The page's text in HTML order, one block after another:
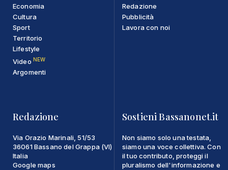
Economia
Cultura
Sport
Territorio
Lifestyle
Video NEW
Argomenti
Redazione
Pubblicità
Lavora con noi
Redazione
Via Orazio Marinali, 51/53
36061 Bassano del Grappa (VI)
Italia
Google maps
Sostieni Bassanonet.it
Non siamo solo una testata,
siamo una voce collettiva. Con
il tuo contributo, proteggi il
pluralismo dell'informazione e